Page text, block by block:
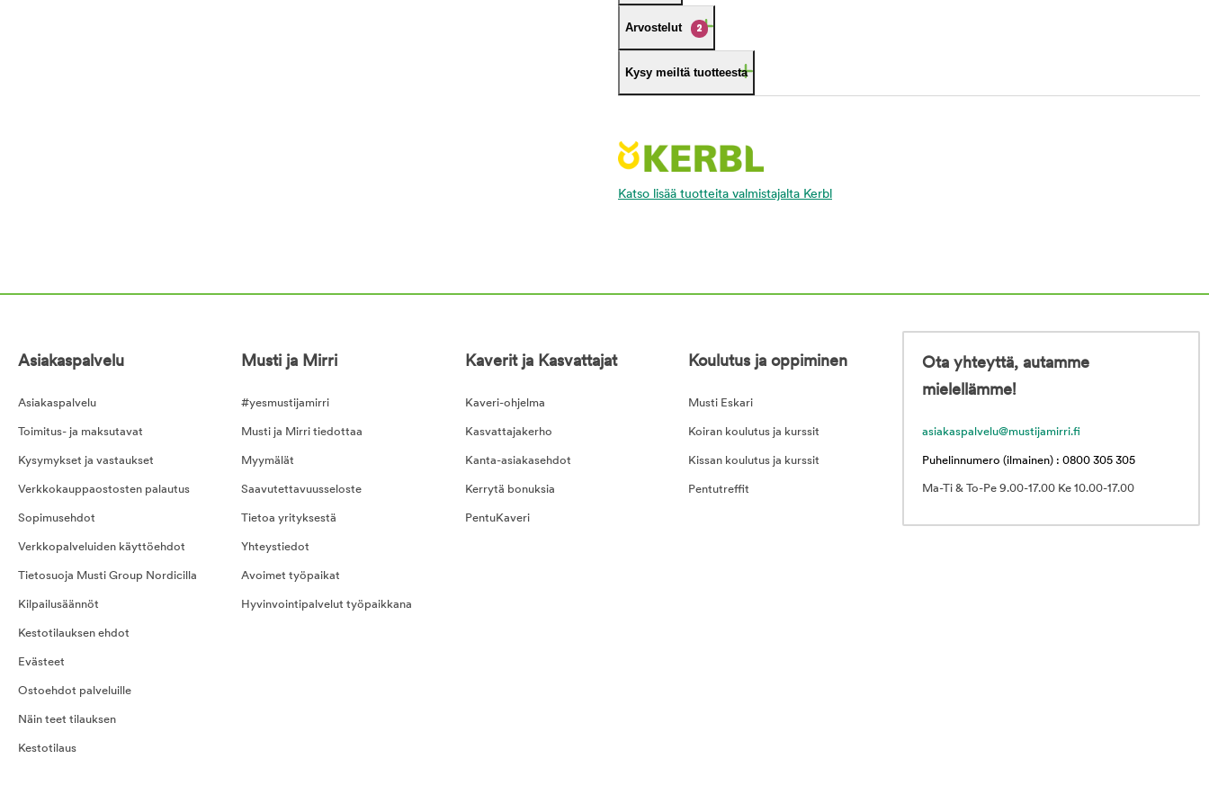
Arvostelut 2
Kysy meiltä tuotteesta
Katso lisää tuotteita valmistajalta Kerbl
Asiakaspalvelu
Asiakaspalvelu
Toimitus- ja maksutavat
Kysymykset ja vastaukset
Verkkokauppaostosten palautus
Sopimusehdot
Verkkopalveluiden käyttöehdot
Tietosuoja Musti Group Nordicilla
Kilpailusäännöt
Kestotilauksen ehdot
Evästeet
Ostoehdot palveluille
Näin teet tilauksen
Kestotilaus
Musti ja Mirri
#yesmustijamirri
Musti ja Mirri tiedottaa
Myymälät
Saavutettavuusseloste
Tietoa yrityksestä
Yhteystiedot
Avoimet työpaikat
Hyvinvointipalvelut työpaikkana
Kaverit ja Kasvattajat
Kaveri-ohjelma
Kasvattajakerho
Kanta-asiakasehdot
Kerrytä bonuksia
PentuKaveri
Koulutus ja oppiminen
Musti Eskari
Koiran koulutus ja kurssit
Kissan koulutus ja kurssit
Pentutreffit
Ota yhteyttä, autamme
mielellämme!
asiakaspalvelu@mustijamirri.fi
Puhelinnumero (ilmainen) : 0800 305 305
Ma-Ti & To-Pe 9.00-17.00 Ke 10.00-17.00